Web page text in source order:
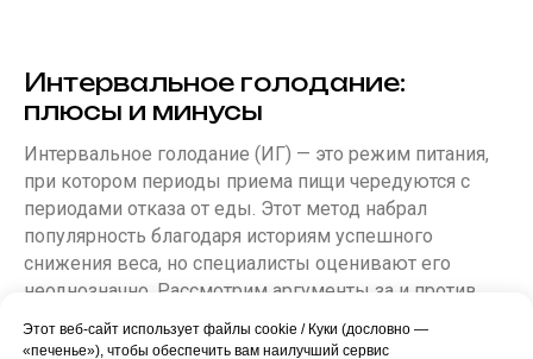
Интервальное голодание:
плюсы и минусы
Интервальное голодание (ИГ) — это режим питания,
при котором периоды приема пищи чередуются с
периодами отказа от еды. Этот метод набрал
популярность благодаря историям успешного
снижения веса, но специалисты оценивают его
неоднозначно. Рассмотрим аргументы за и против.
Этот веб-сайт использует файлы cookie / Куки (дословно —
«печенье»), чтобы обеспечить вам наилучший сервис